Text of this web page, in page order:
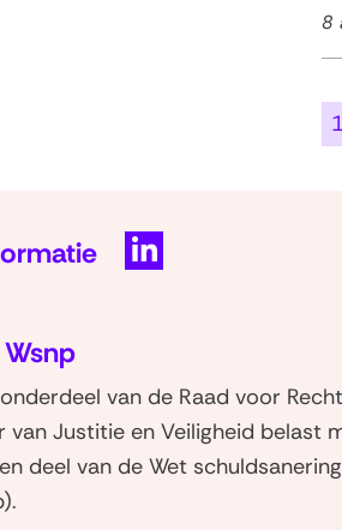
8
n
o
p
van de Raad voor
van Justitie en Veiligheid belast
deel van de Wet